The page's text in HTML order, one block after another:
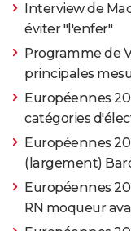
Interview de
éviter "l'enfer"
Programme de
principales
Européennes
catégories
Européennes
(largement)
Européennes
RN moqueur